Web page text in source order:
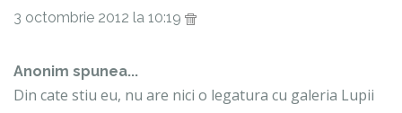
3 octombrie 2012 la 10:19
Anonim spunea...
Din cate stiu eu, nu are nici o legatura cu galeria Lupii